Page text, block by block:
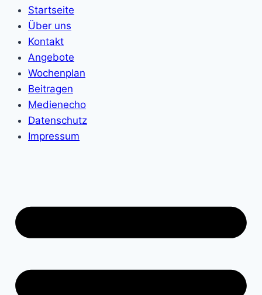
Startseite
Über uns
Kontakt
Angebote
Wochenplan
Beitragen
Medienecho
Datenschutz
Impressum